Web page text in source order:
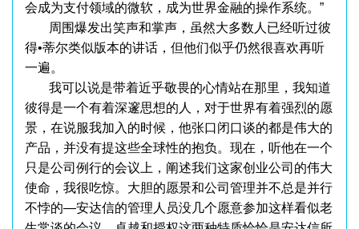
会成为支付领域的微软，成为世界金融的操作系统。”
周围爆发出笑声和掌声，虽然大多数人已经听过彼
得•蒂尔类似版本的讲话，但他们似乎仍然很喜欢再听
一遍。
我可以说是带着近乎敬畏的心情站在那里，我知道
彼得是一个有着深邃思想的人，对于世界有着强烈的愿
景，在说服我加入的时候，他张口闭口谈的都是伟大的
产品，并没有提这些全球性的抱负。现在，听他在一个
只是公司例行的会议上，阐述我们这家创业公司的伟大
使命，我很吃惊。大胆的愿景和公司管理并不总是并行
不悖的—安达信的管理人员没几个愿意参加这样看似老